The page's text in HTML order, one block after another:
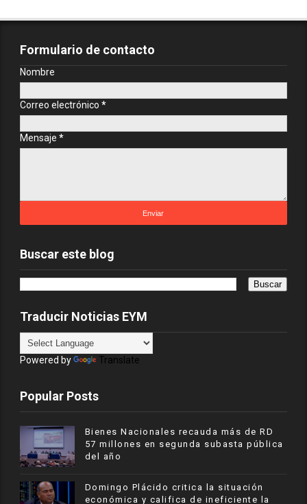
Formulario de contacto
Nombre
Correo electrónico *
Mensaje *
Buscar este blog
Traducir Noticias EYM
Powered by Translate
Popular Posts
Bienes Nacionales recauda más de RD
57 millones en segunda subasta pública
del año
​Domingo Plácido critica la situación
económica y califica de ineficiente la